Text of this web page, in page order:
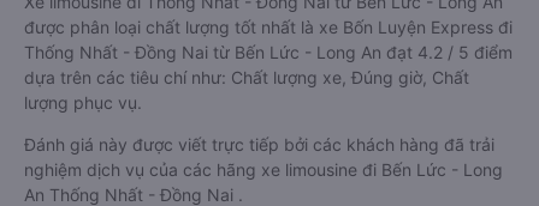
được phân loại chất lượng tốt nhất là xe Bốn Luyện Express đi
Thống Nhất - Đồng Nai từ Bến Lức - Long An đạt 4.2 / 5 điểm
dựa trên các tiêu chí như: Chất lượng xe, Đúng giờ, Chất
lượng phục vụ.
Đánh giá này được viết trực tiếp bởi các khách hàng đã trải
nghiệm dịch vụ của các hãng xe limousine đi Bến Lức - Long
An Thống Nhất - Đồng Nai .